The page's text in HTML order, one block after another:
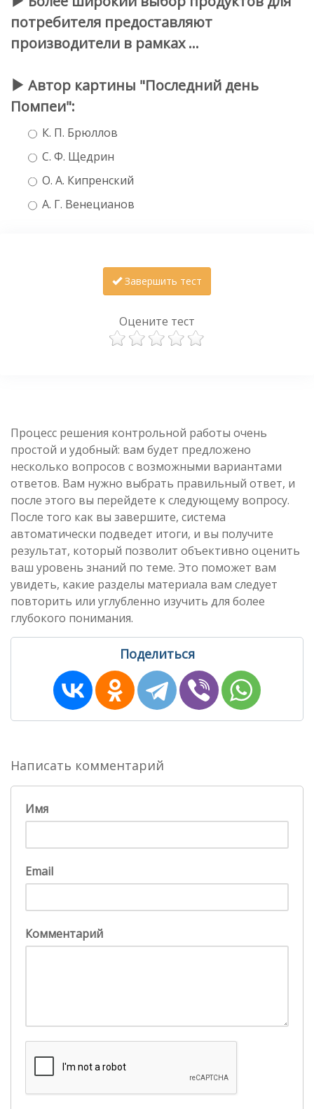
потребителя предоставляют
производители в рамках …
Автор картины "Последний день
Помпеи":
К. П. Брюллов
С. Ф. Щедрин
О. А. Кипренский
А. Г. Венецианов
Завершить тест
Оцените тест
Процесс решения контрольной работы очень
простой и удобный: вам будет предложено
несколько вопросов с возможными вариантами
ответов. Вам нужно выбрать правильный ответ, и
после этого вы перейдете к следующему вопросу.
После того как вы завершите, система
автоматически подведет итоги, и вы получите
результат, который позволит объективно оценить
ваш уровень знаний по теме. Это поможет вам
увидеть, какие разделы материала вам следует
повторить или углубленно изучить для более
глубокого понимания.
Поделиться
Написать комментарий
Имя
Email
Комментарий